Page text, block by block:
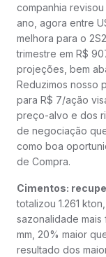
companhia
ano, agora entre
melhora para o
trimestre em R$
projeções, bem
Reduzimos nosso
para R$ 7/ação
preço-alvo e dos
de negociação
como boa
de Compra.
Cimentos:
totalizou 1.261
sazonalidade mais
mm, 20% maior
resultado dos